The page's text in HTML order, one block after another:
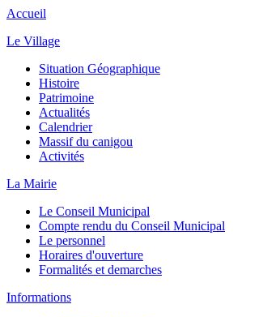
Accueil
Le Village
Situation Géographique
Histoire
Patrimoine
Actualités
Calendrier
Massif du canigou
Activités
La Mairie
Le Conseil Municipal
Compte rendu du Conseil Municipal
Le personnel
Horaires d'ouverture
Formalités et demarches
Informations